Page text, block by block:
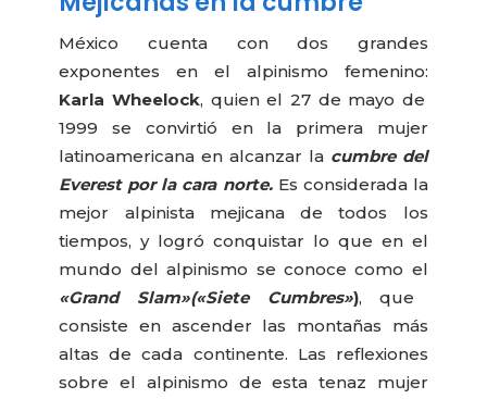
México cuenta con dos grandes
exponentes en el alpinismo femenino:
Karla Wheelock, quien el 27 de mayo de
1999 se convirtió en la primera mujer
latinoamericana en alcanzar lacumbre del
Everest por la cara norte.Es considerada la
mejor alpinista mejicana de todos los
tiempos, y logró conquistar lo que en el
mundo del alpinismo se conoce como el
«Grand Slam»(«Siete Cumbres»), que
consiste en ascender las montañas más
altas de cada continente. Las reflexiones
sobre el alpinismo de esta tenaz mujer